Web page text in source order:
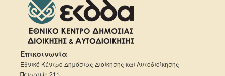
Επικοινωνία
Εθνικό Κέντρο Δημόσιας Διοίκησης και Αυτοδιοίκησης
Πειραιώς 211,